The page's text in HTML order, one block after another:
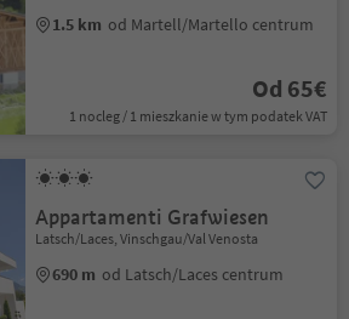
1.5 km od Martell/Martello centrum
Od 65€
1 nocleg / 1 mieszkanie w tym podatek VAT
Appartamenti Grafwiesen
Latsch/Laces, Vinschgau/Val Venosta
690 m od Latsch/Laces centrum